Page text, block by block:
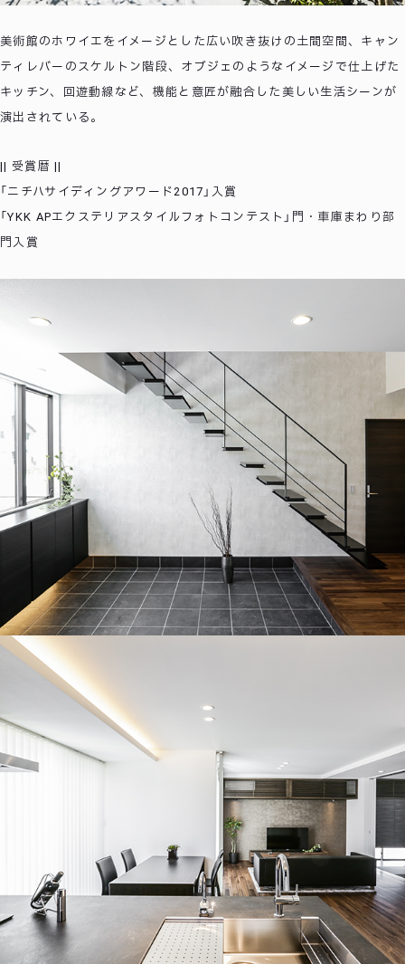
美術館のホワイエをイメージとした広い吹き抜けの土間空間、キャン
ティレバーのスケルトン階段、オブジェのようなイメージで仕上げた
キッチン、回遊動線など、機能と意匠が融合した美しい生活シーンが
演出されている。
|| 受賞暦 ||
「ニチハサイディングアワード2017」入賞
「YKK APエクステリアスタイルフォトコンテスト」門・車庫まわり部
門入賞